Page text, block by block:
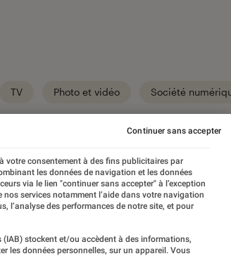
TV Photo et vidéo Société
l’Éclaireur
de nombreux
par le
votre consentement à des fins publicitaires par
les données de navigation et les données
via le lien "continuer sans accepter" à l’exception
services notamment l’aide dans votre navigation
l’analyse des performances de notre site, et pour
stockent et/ou accèdent à des informations,
les données personnelles, sur un appareil. Vous
Continuer sans accepter